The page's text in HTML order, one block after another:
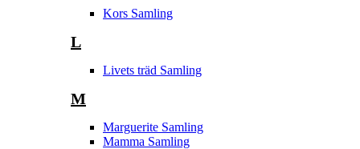
Kors Samling
L
Livets träd Samling
M
Marguerite Samling
Mamma Samling